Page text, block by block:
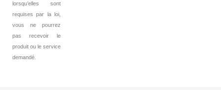
lorsqu’elles sont
requises par la loi,
vous ne pourrez
pas recevoir le
produit ou le service
demandé.